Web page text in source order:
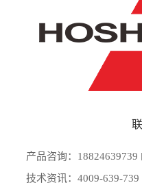
产品咨询：18824639739
技术资讯：4009-639-739